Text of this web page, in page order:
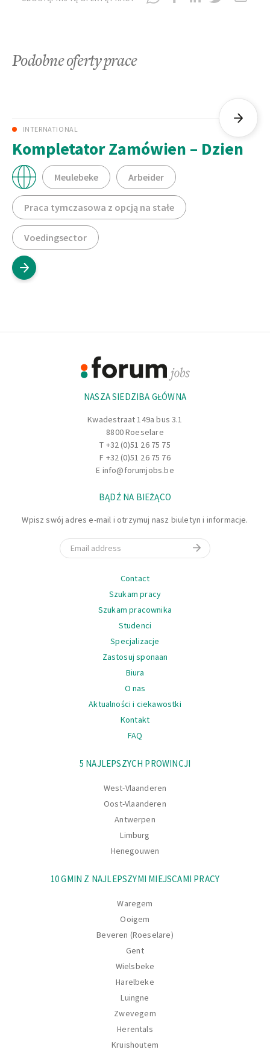
Podobne oferty prace
INTERNATIONAL
Kompletator Zamówien – Dzien
Meulebeke Arbeider
Praca tymczasowa z opcją na stałe
Voedingsector
NASZA SIEDZIBA GŁÓWNA
Kwadestraat 149a bus 3.1
8800 Roeselare
T +32 (0)51 26 75 75
F +32 (0)51 26 75 76
E info@forumjobs.be
BĄDŹ NA BIEŻĄCO
Wpisz swój adres e-mail i otrzymuj nasz biuletyn i informacje.
Email
Contact
Szukam pracy
Szukam pracownika
Studenci
Specjalizacje
Zastosuj sponaan
Biura
O nas
Aktualności i ciekawostki
Kontakt
FAQ
5 NAJLEPSZYCH PROWINCJI
West-Vlaanderen
Oost-Vlaanderen
Antwerpen
Limburg
Henegouwen
10 GMIN Z NAJLEPSZYMI MIEJSCAMI PRACY
Waregem
Ooigem
Beveren (Roeselare)
Gent
Wielsbeke
Harelbeke
Luingne
Zwevegem
Herentals
Kruishoutem